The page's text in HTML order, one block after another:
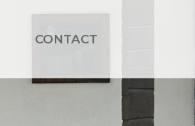
CONTACT